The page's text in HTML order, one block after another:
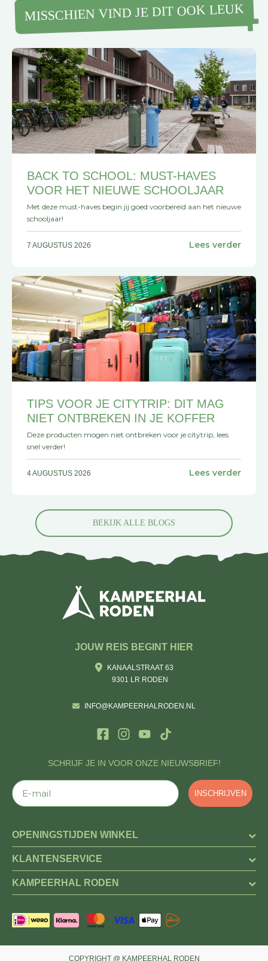
MISSCHIEN VIND JE DIT OOK LEUK
BEKIJK ALLE BLOGS
BACK TO SCHOOL: MUST-HAVES
VOOR HET NIEUWE SCHOOLJAAR
Met deze must-haves begin jij goed voorbereid aan het nieuwe
schooljaar!
7 AUGUSTUS 2026 Lees verder
TIPS VOOR JE CITYTRIP: DIT MAG
NIET ONTBREKEN IN JE KOFFER
Deze producten mogen niet ontbreken voor je citytrip, lees
snel verder!
4 AUGUSTUS 2026 Lees verder
SCHRIJF JE IN VOOR ONZE NIEUWSBRIEF!
E-mail
INSCHRIJVEN
JOUW REIS BEGINT HIER
KANAALSTRAAT 63
9301 LR RODEN
INFO@KAMPEERHALRODEN.NL
OPENINGSTIJDEN WINKEL
KLANTENSERVICE
KAMPEERHAL RODEN
COPYRIGHT @ KAMPEERHAL RODEN